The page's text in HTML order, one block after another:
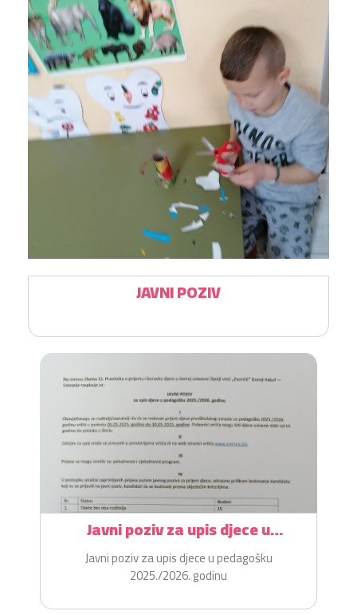
JAVNI POZIV
Javni poziv za upis djece u
pedagošku 2025./2026. godinu
Javni poziv za upis djece u pedagošku
2025./2026. godinu